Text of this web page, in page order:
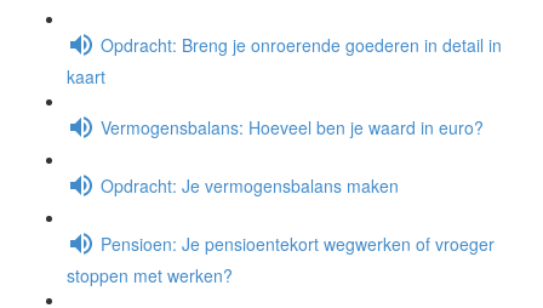
Opdracht: Breng je onroerende goederen in detail in
kaart
Vermogensbalans: Hoeveel ben je waard in euro?
Opdracht: Je vermogensbalans maken
Pensioen: Je pensioentekort wegwerken of vroeger
stoppen met werken?